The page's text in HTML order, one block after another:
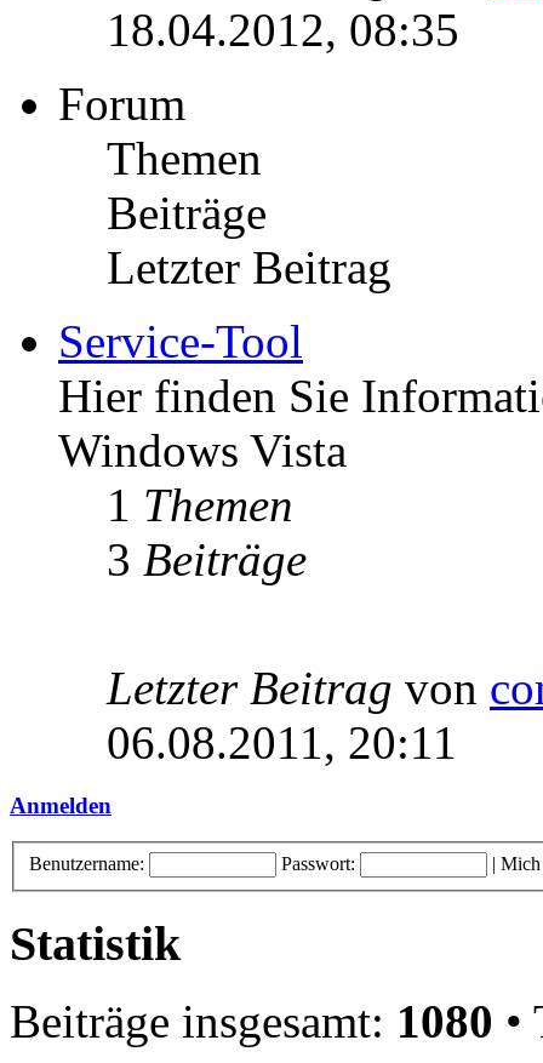
18.04.2012, 08:35
Forum
Themen
Beiträge
Letzter Beitrag
Service-Tool
Hier finden Sie
Windows Vista
1 Themen
3 Beiträge
Letzter Beitrag von
06.08.2011, 20:11
Anmelden
Benutzername: Passwort: | Mich
Statistik
Beiträge insgesamt: 1080 •